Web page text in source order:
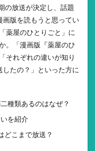
の放送が決定し、話題
画版を読もうと思ってい
薬屋のひとりごと」に
。「漫画版『薬屋のひ
それぞれの違いが知り
したの？」といった方に
種類あるのはなぜ？
を紹介
どこまで放送？